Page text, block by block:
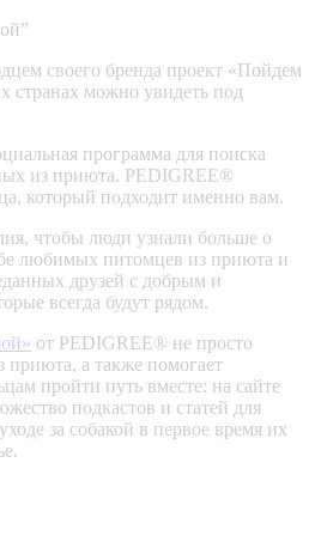
своего бренда проект «Пойдем
странах можно увидеть под
программа для поиска
из приюта. PEDIGREE®
который подходит именно вам.
чтобы люди узнали больше о
любимых питомцев из приюта и
друзей с добрым и
всегда будут рядом.
от PEDIGREE® не просто
приюта, а также помогает
пройти путь вместе: на сайте
подкастов и статей для
за собакой в первое время их